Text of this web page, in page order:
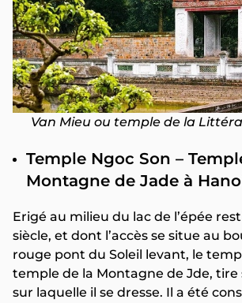
Van Mieu ou temple de la
Temple Ngoc Son –
Montagne de Jade à
Erigé au milieu du lac de l’épée
siècle, et dont l’accès se situe au
rouge pont du Soleil levant, le
temple de la Montagne de Jde, tire
sur laquelle il se dresse. Il a été